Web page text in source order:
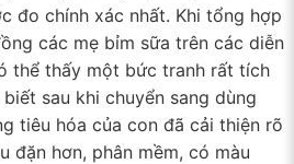
đo chính xác nhất. Khi tổng hợp
các mẹ bỉm sữa trên các diễn
thể thấy một bức tranh rất tích
sau khi chuyển sang dùng
tiêu hóa của con đã cải thiện rõ
đặn hơn, phân mềm, có màu